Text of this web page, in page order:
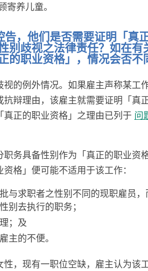
寄养儿童。
，他们是否需要证明「真
别歧视之法律责任？如在有
的职业资格」，情况会否不
视的例外情况。如果雇主声称某工
辩理由，该雇主就需要证明「真
正的职业资格」之理由已列于 问
务具备性别作为「真正的职业资格
格」便可能不适用于该工作：
与求职者之性别不同的现职雇员，
别去执行的职务；
；及
主的不便。
，现有一职位空缺，雇主认为该